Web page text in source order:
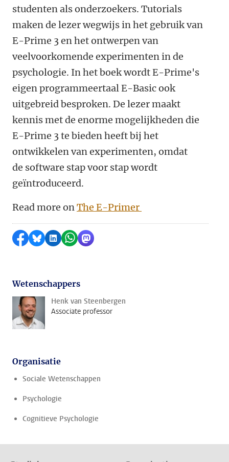
studenten als onderzoekers. Tutorials
maken de lezer wegwijs in het gebruik van
E-Prime 3 en het ontwerpen van
veelvoorkomende experimenten in de
psychologie. In het boek wordt E-Prime's
eigen programmeertaal E-Basic ook
uitgebreid besproken. De lezer maakt
kennis met de enorme mogelijkheden die
E-Prime 3 te bieden heeft bij het
ontwikkelen van experimenten, omdat
de software stap voor stap wordt
geïntroduceerd.
Read more onThe E-Primer
Delen op Facebook
Delen via Bluesky
Delen op LinkedIn
Delen via WhatsApp
Delen via Mastodon
Wetenschappers
Henk van Steenbergen
Associate professor
Organisatie
Sociale Wetenschappen
Psychologie
Cognitieve Psychologie